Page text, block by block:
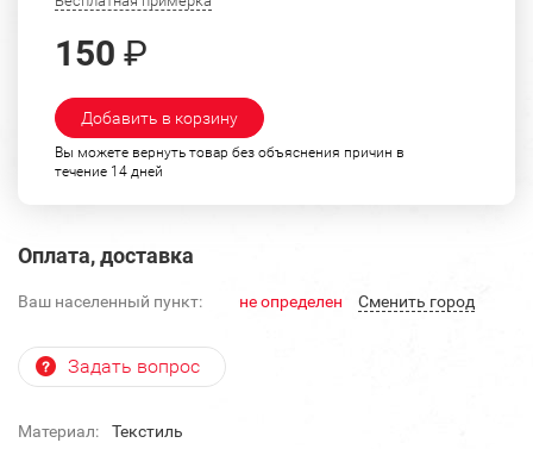
150 ₽
Добавить в корзину
Вы можете вернуть товар без объяснения причин в
течение 14 дней
Оплата, доставка
Ваш населенный пункт: не определен Cменить город
Задать вопрос
Материал:
Текстиль